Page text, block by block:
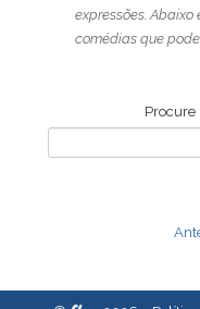
expressões.
comédias que
Procure